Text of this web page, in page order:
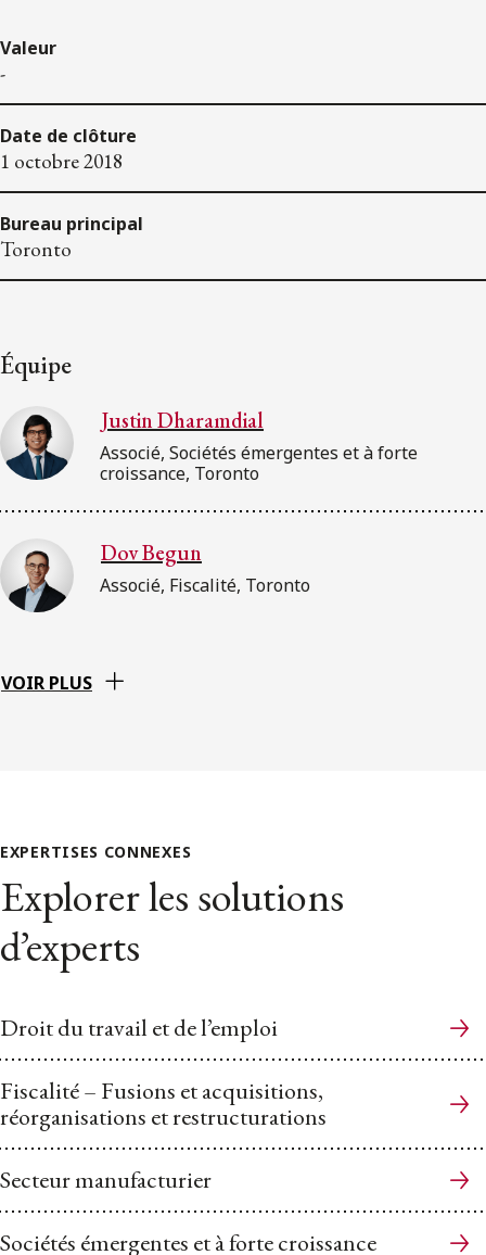
Valeur
-
Date de clôture
1 octobre 2018
Bureau principal
Toronto
Équipe
Justin Dharamdial
Associé, Sociétés émergentes et à forte
croissance, Toronto
Dov Begun
Associé, Fiscalité, Toronto
VOIR PLUS
EXPERTISES CONNEXES
Explorer les solutions
d’experts
Droit du travail et de l’emploi
Fiscalité – Fusions et acquisitions,
réorganisations et restructurations
Secteur manufacturier
Sociétés émergentes et à forte croissance